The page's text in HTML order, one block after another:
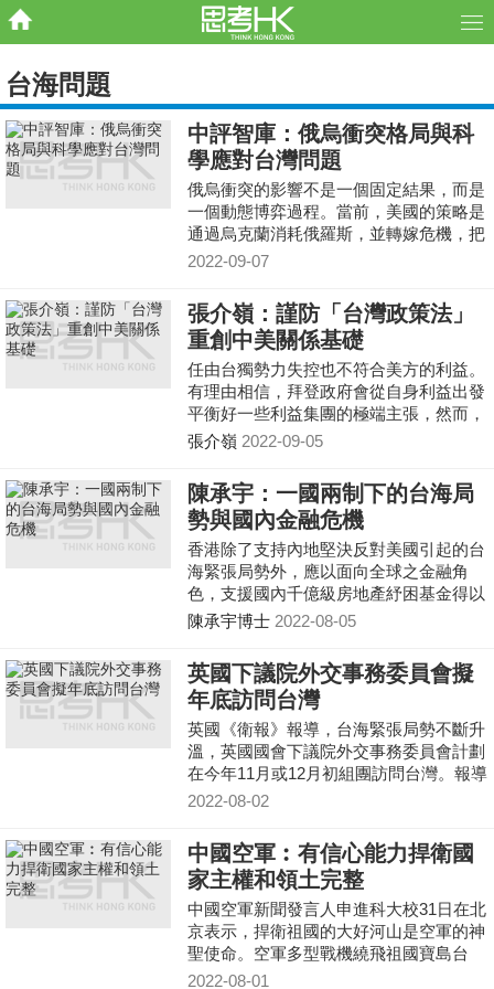
台海問題
中評智庫：俄烏衝突格局與科
學應對台灣問題
俄烏衝突的影響不是一個固定結果，而是
一個動態博弈過程。當前，美國的策略是
通過烏克蘭消耗俄羅斯，並轉嫁危機，把
負面影響引向中國，實現同時打壓中俄兩
2022-09-07
張介嶺：謹防「台灣政策法」
重創中美關係基礎
任由台獨勢力失控也不符合美方的利益。
有理由相信，拜登政府會從自身利益出發
平衡好一些利益集團的極端主張，然而，
不管怎樣，美國堅持把台灣問題作為遏制
張介嶺 2022-09-05
陳承宇：一國兩制下的台海局
勢與國內金融危機
香港除了支持內地堅決反對美國引起的台
海緊張局勢外，應以面向全球之金融角
色，支援國內千億級房地產紓困基金得以
更大規模，減少國內系統性風險
陳承宇博士 2022-08-05
英國下議院外交事務委員會擬
年底訪問台灣
英國《衛報》報導，台海緊張局勢不斷升
溫，英國國會下議院外交事務委員會計劃
在今年11月或12月初組團訪問台灣。報導
引述消息人士指此次訪問原訂於今年稍早
2022-08-02
中國空軍︰有信心能力捍衛國
家主權和領土完整
中國空軍新聞發言人申進科大校31日在北
京表示，捍衛祖國的大好河山是空軍的神
聖使命。空軍多型戰機繞飛祖國寶島台
灣，錘煉提升維護國家主權和領土完整的
2022-08-01